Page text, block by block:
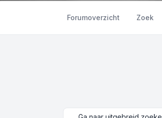
Forumoverzicht Zoek